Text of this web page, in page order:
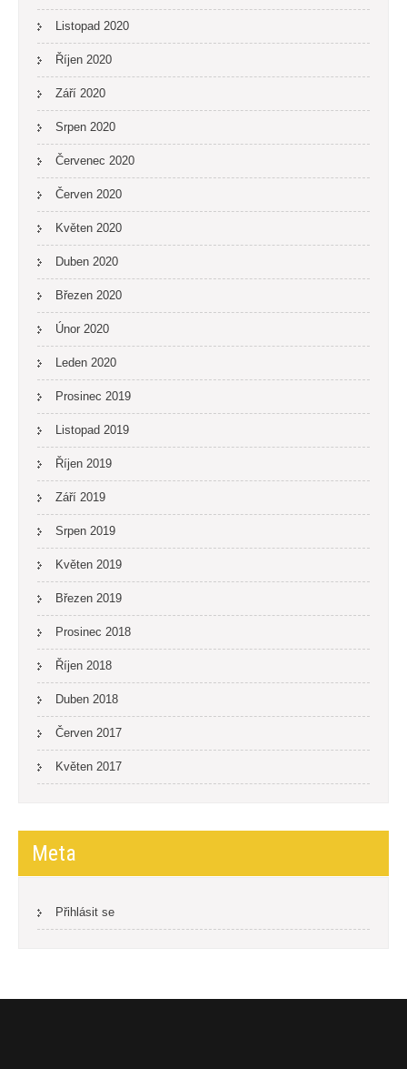
Listopad 2020
Říjen 2020
Září 2020
Srpen 2020
Červenec 2020
Červen 2020
Květen 2020
Duben 2020
Březen 2020
Únor 2020
Leden 2020
Prosinec 2019
Listopad 2019
Říjen 2019
Září 2019
Srpen 2019
Květen 2019
Březen 2019
Prosinec 2018
Říjen 2018
Duben 2018
Červen 2017
Květen 2017
Meta
Přihlásit se